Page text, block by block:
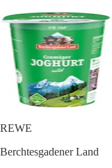
REWE
Berchtesgadener Land